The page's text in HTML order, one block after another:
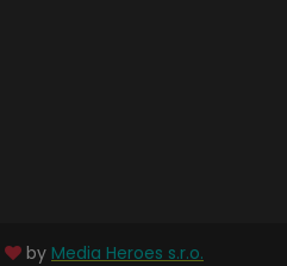
by Media Heroes s.r.o.